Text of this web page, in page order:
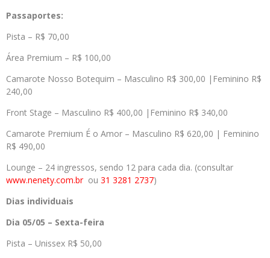
Passaportes:
Pista – R$ 70,00
Área Premium – R$ 100,00
Camarote Nosso Botequim – Masculino R$ 300,00 |Feminino R$
240,00
Front Stage – Masculino R$ 400,00 |Feminino R$ 340,00
Camarote Premium É o Amor – Masculino R$ 620,00 | Feminino
R$ 490,00
Lounge – 24 ingressos, sendo 12 para cada dia. (consultar
www.nenety.com.brou 31 3281 2737)
Dias individuais
Dia 05/05 – Sexta-feira
Pista – Unissex R$ 50,00